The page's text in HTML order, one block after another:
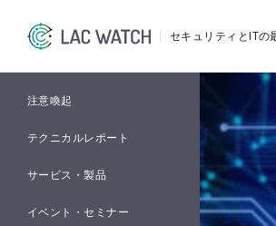
セキュリティとITの
注意喚起
テクニカルレポート
サービス・製品
イベント・セミナー